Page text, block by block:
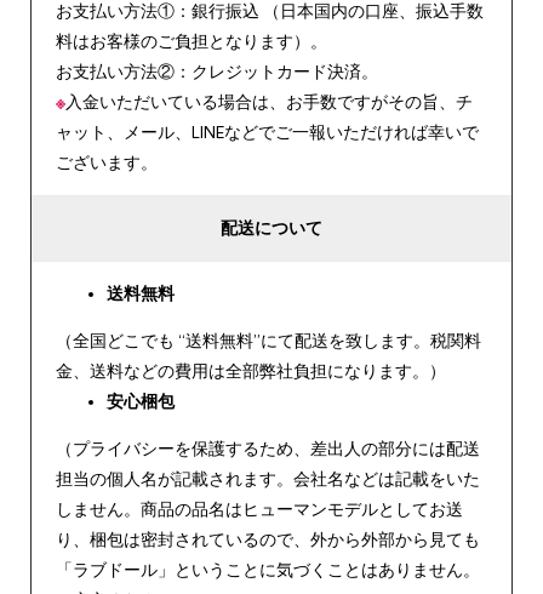
お支払い方法①：銀行振込 （日本国内の口座、振込手数
料はお客様のご負担となります）。
お支払い方法②：クレジットカード決済。
※入金いただいている場合は、お手数ですがその旨、チ
ャット、メール、LINEなどでご一報いただければ幸いで
ございます。
配送について
送料無料
（全国どこでも “送料無料”にて配送を致します。税関料
金、送料などの費用は全部弊社負担になります。）
安心梱包
（プライバシーを保護するため、差出人の部分には配送
担当の個人名が記載されます。会社名などは記載をいた
しません。商品の品名はヒューマンモデルとしてお送
り、梱包は密封されているので、外から外部から見ても
「ラブドール」ということに気づくことはありません。